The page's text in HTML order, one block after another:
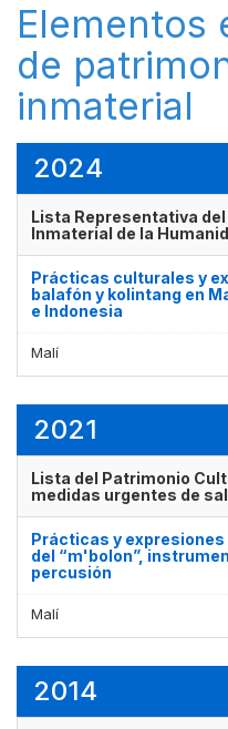
Elementos
de
inmaterial
2024
Lista Representativa
Inmaterial de la
Prácticas culturales y
balafón y kolintang en
e Indonesia
Malí
2021
Lista del Patrimonio
medidas urgentes de
Prácticas y
del “m'bolon”,
percusión
Malí
2014